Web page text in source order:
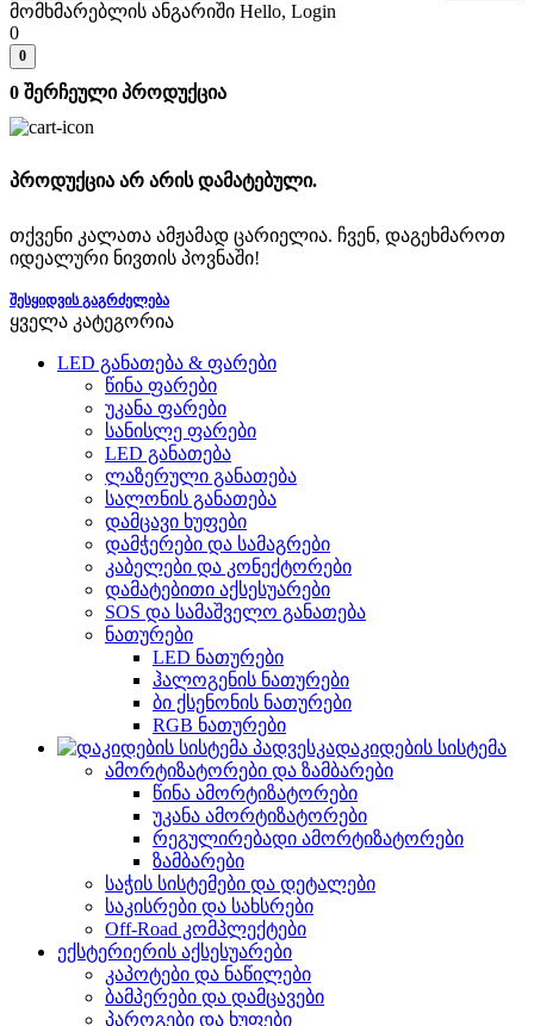
მომხმარებლის ანგარიში Hello, Login
0
0
0 შერჩეული პროდუქცია
პროდუქცია არ არის დამატებული.
თქვენი კალათა ამჟამად ცარიელია. ჩვენ, დაგეხმაროთ
იდეალური ნივთის პოვნაში!
ᲨᲔᲡᲧᲘᲓᲕᲘᲡ ᲒᲐᲒᲠᲫᲔᲚᲔᲑᲐ
ყველა კატეგორია
LED განათება & ფარები
წინა ფარები
უკანა ფარები
სანისლე ფარები
LED განათება
ლაზერული განათება
სალონის განათება
დამცავი ხუფები
დამჭერები და სამაგრები
კაბელები და კონექტორები
დამატებითი აქსესუარები
SOS და სამაშველო განათება
ნათურები
LED ნათურები
ჰალოგენის ნათურები
ბი ქსენონის ნათურები
RGB ნათურები
დაკიდების სისტემა
ამორტიზატორები და ზამბარები
წინა ამორტიზატორები
უკანა ამორტიზატორები
რეგულირებადი ამორტიზატორები
ზამბარები
საჭის სისტემები და დეტალები
საკისრები და სახსრები
Off-Road კომპლექტები
ექსტერიერის აქსესუარები
კაპოტები და ნაწილები
ბამპერები და დამცავები
პაროგები და ხუფები